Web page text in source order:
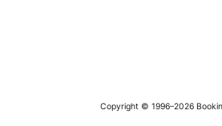
Copyright © 1996–2026